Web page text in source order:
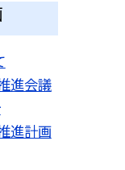
進会議
進計画